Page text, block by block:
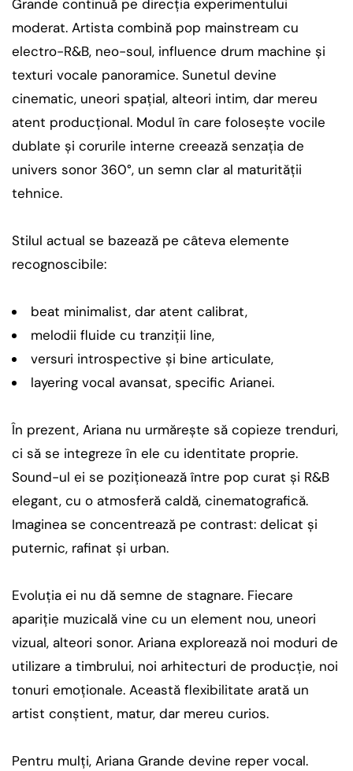
Grande continuă pe direcția experimentului
moderat. Artista combină pop mainstream cu
electro-R&B, neo-soul, influence drum machine și
texturi vocale panoramice. Sunetul devine
cinematic, uneori spațial, alteori intim, dar mereu
atent producțional. Modul în care folosește vocile
dublate și corurile interne creează senzația de
univers sonor 360°, un semn clar al maturității
tehnice.
Stilul actual se bazează pe câteva elemente
recognoscibile:
beat minimalist, dar atent calibrat,
melodii fluide cu tranziții line,
versuri introspective și bine articulate,
layering vocal avansat, specific Arianei.
În prezent, Ariana nu urmărește să copieze trenduri,
ci să se integreze în ele cu identitate proprie.
Sound-ul ei se poziționează între pop curat și R&B
elegant, cu o atmosferă caldă, cinematografică.
Imaginea se concentrează pe contrast: delicat și
puternic, rafinat și urban.
Evoluția ei nu dă semne de stagnare. Fiecare
apariție muzicală vine cu un element nou, uneori
vizual, alteori sonor. Ariana explorează noi moduri de
utilizare a timbrului, noi arhitecturi de producție, noi
tonuri emoționale. Această flexibilitate arată un
artist conștient, matur, dar mereu curios.
Pentru mulți, Ariana Grande devine reper vocal.